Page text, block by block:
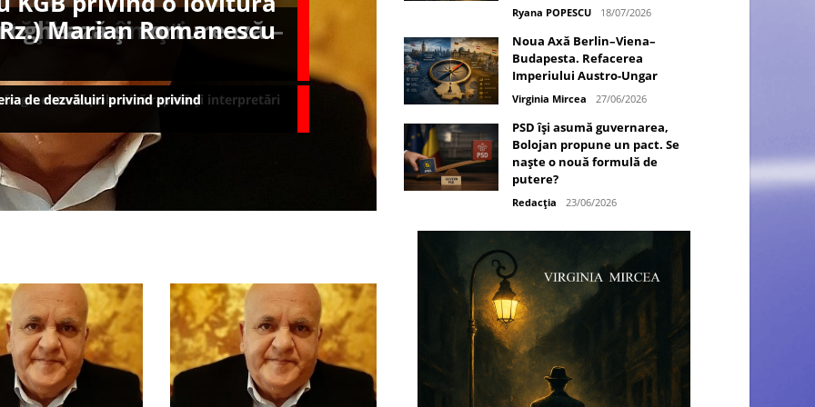
românești –
polemică rapidă și interpretări
și torturează –
de dezvăluiri privind privind
Marian Romanescu
de dezvăluiri privind privind
Ryana POPESCU 18/07/2026
Noua Axă Berlin–Viena–
Budapesta. Refacerea
Imperiului Austro-Ungar
Virginia Mircea 27/06/2026
PSD își asumă guvernarea,
Bolojan propune un pact. Se
naște o nouă formulă de
putere?
Redacția 23/06/2026